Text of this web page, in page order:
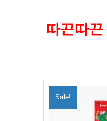
따끈따끈
Sale!